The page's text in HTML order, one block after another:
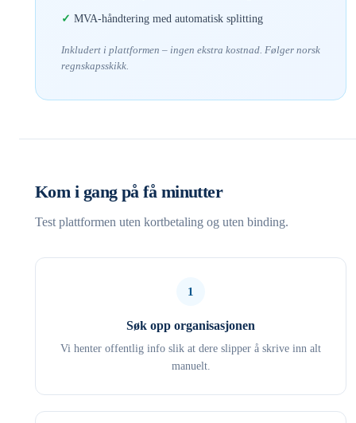
MVA-håndtering med automatisk splitting
Inkludert i plattformen – ingen ekstra kostnad. Følger norsk
regnskapsskikk.
Kom i gang på få minutter
Test plattformen uten kortbetaling og uten binding.
1
Søk opp organisasjonen
Vi henter offentlig info slik at dere slipper å skrive inn alt
manuelt.